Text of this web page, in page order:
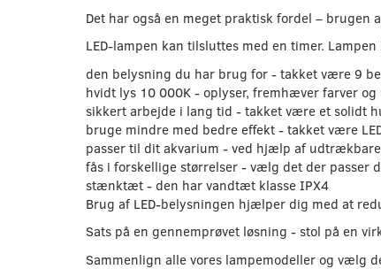
Det har også en meget praktisk fordel –
LED-lampen kan tilsluttes med en timer.
den belysning du har brug for - takket være 9
hvidt lys 10 000K - oplyser, fremhæver farver
sikkert arbejde i lang tid - takket være et solidt
bruge mindre med bedre effekt - takket være
passer til dit akvarium - ved hjælp af
fås i forskellige størrelser - vælg det der passer
stænktæt - den har vandtæt klasse IPX4
Brug af LED-belysningen hjælper dig med at
Sats på en gennemprøvet løsning - stol på en
Sammenlign alle vores lampemodeller og vælg